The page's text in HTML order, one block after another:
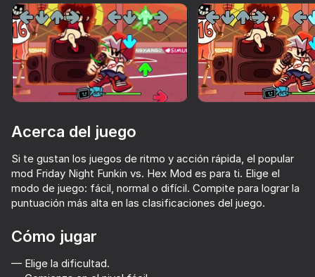
Este juego solo admite orientación paisaje
Acerca del juego
Si te gustan los juegos de ritmo y acción rápida, el popular
mod Friday Night Funkin vs. Hex Mod es para ti. Elige el
modo de juego: fácil, normal o difícil. Compite para lograr la
puntuación más alta en las clasificaciones del juego.
Cómo jugar
— Elige la dificultad.